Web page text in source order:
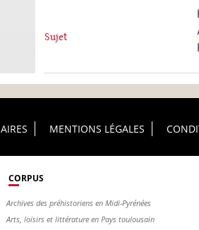
Sujet
MENTIONS LÉGALES
CORPUS
Archives des préhistoriens en Midi-Pyrénées
Arts, loisirs et littérature en Pays toulousain